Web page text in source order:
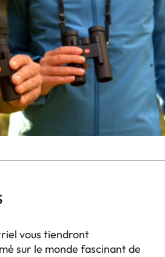
vous tiendront
sur le monde fascinant de